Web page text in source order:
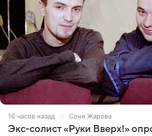
16 часов назад Соня Жарова
Экс-солист «Руки Вверх!»